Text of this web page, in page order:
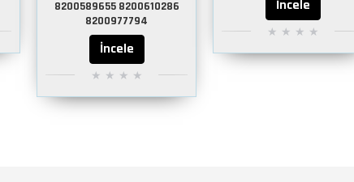
8200589655 8200610286
8200977794
İncele
İncele